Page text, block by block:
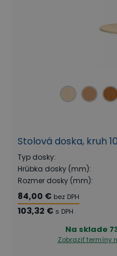
Stolová doska, kruh
Typ dosky:
Hrúbka dosky (mm):
Rozmer dosky (mm):
84,00 € bez DPH
103,32 € s DPH
Na sklade
Zobraziť termíny